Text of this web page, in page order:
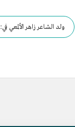
ولد الشاعر زاهر الألمعي في: